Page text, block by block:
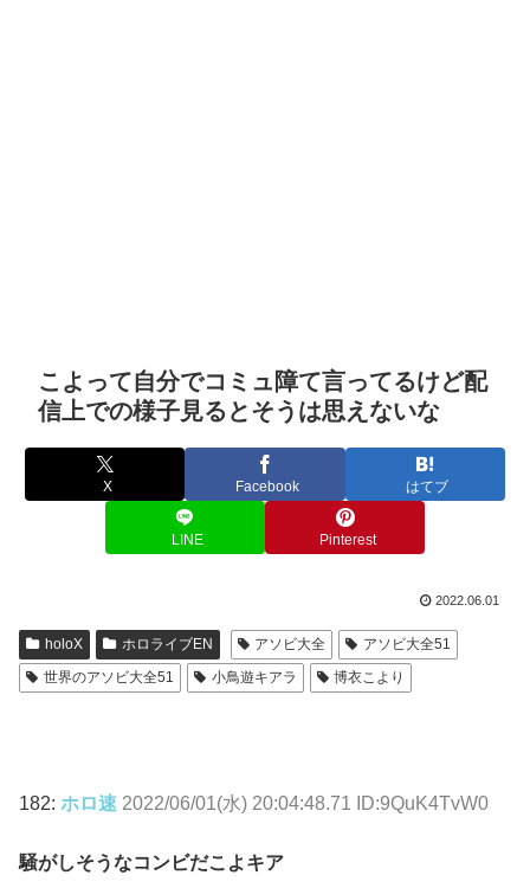
こよって自分でコミュ障て言ってるけど配
信上での様子見るとそうは思えないな
X Facebook はてブ
LINE Pinterest
2022.06.01
holoX ホロライブEN アソビ大全
アソビ大全51
世界のアソビ大全51
小鳥遊キアラ 博衣こより
182: ホロ速 2022/06/01(水) 20:04:48.71 ID:9QuK4TvW0
騒がしそうなコンビだこよキア